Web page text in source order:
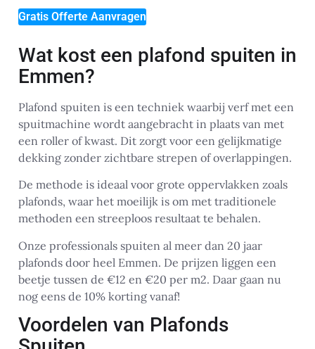
Gratis Offerte Aanvragen
Wat kost een plafond spuiten in
Emmen?
Plafond spuiten is een techniek waarbij verf met een
spuitmachine wordt aangebracht in plaats van met
een roller of kwast. Dit zorgt voor een gelijkmatige
dekking zonder zichtbare strepen of overlappingen.
De methode is ideaal voor grote oppervlakken zoals
plafonds, waar het moeilijk is om met traditionele
methoden een streeploos resultaat te behalen.
Onze professionals spuiten al meer dan 20 jaar
plafonds door heel Emmen. De prijzen liggen een
beetje tussen de €12 en €20 per m2. Daar gaan nu
nog eens de 10% korting vanaf!
Voordelen van Plafonds